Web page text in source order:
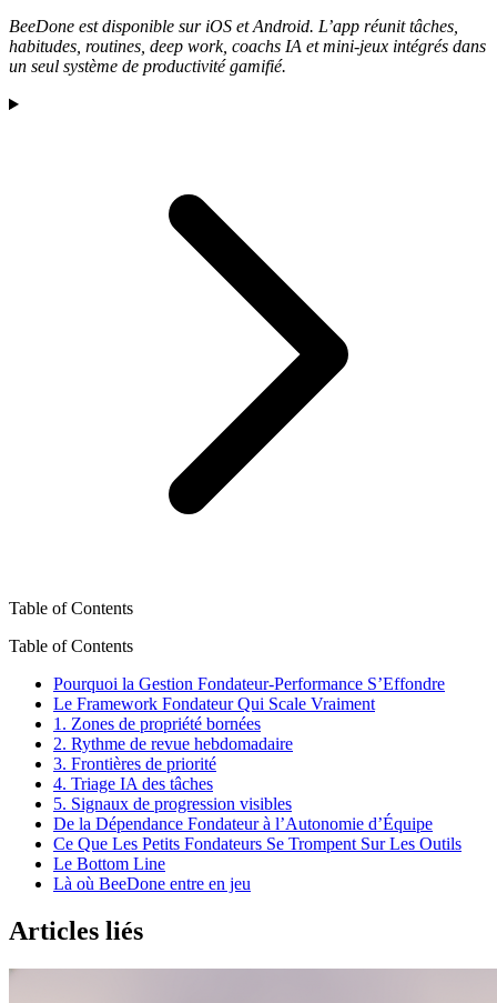
BeeDone est disponible sur iOS et Android. L’app réunit tâches,
habitudes, routines, deep work, coachs IA et mini-jeux intégrés dans
un seul système de productivité gamifié.
Table of Contents
Table of Contents
Pourquoi la Gestion Fondateur-Performance S’Effondre
Le Framework Fondateur Qui Scale Vraiment
1. Zones de propriété bornées
2. Rythme de revue hebdomadaire
3. Frontières de priorité
4. Triage IA des tâches
5. Signaux de progression visibles
De la Dépendance Fondateur à l’Autonomie d’Équipe
Ce Que Les Petits Fondateurs Se Trompent Sur Les Outils
Le Bottom Line
Là où BeeDone entre en jeu
Articles liés